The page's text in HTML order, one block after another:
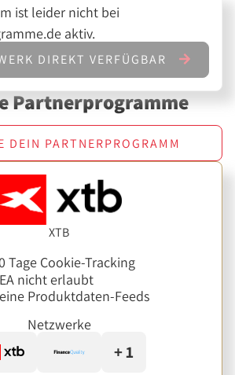
ist leider nicht bei
aktiv.
DIREKT VERFÜGBAR
Partnerprogramme
DEIN PARTNERPROGRAMM
XTB
Tage Cookie-Tracking
nicht erlaubt
Produktdaten-Feeds
Netzwerke
+ 1